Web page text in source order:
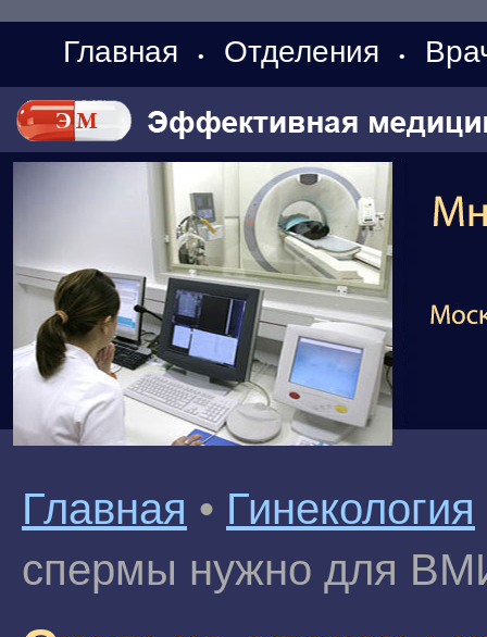
Главная • Отделения •
Главная • Гинекология
спермы нужно для